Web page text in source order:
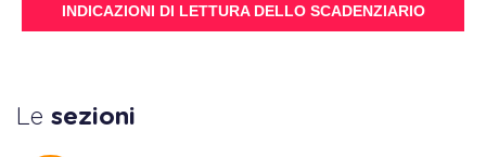
INDICAZIONI DI LETTURA DELLO SCADENZIARIO
Le sezioni